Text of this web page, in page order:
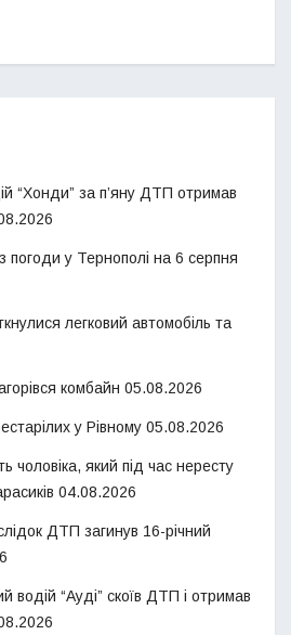
“Хонди” за п’яну ДТП отримав
погоди у Тернополі на 6 серпня
легковий автомобіль та
комбайн 05.08.2026
у Рівному 05.08.2026
чоловіка, який під час нересту
04.08.2026
ДТП загинув 16-річний
водій “Ауді” скоїв ДТП і отримав